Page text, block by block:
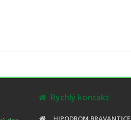
Rychlý kontakt